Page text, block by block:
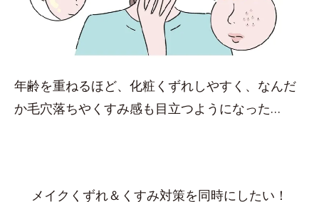
年齢を重ねるほど、化粧くずれしやすく、なんだ
か毛穴落ちやくすみ感も目立つようになった…
メイクくずれ＆くすみ対策を同時にしたい！